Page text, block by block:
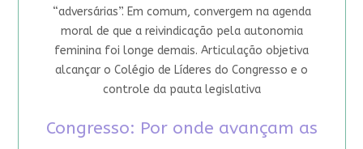
“adversárias”. Em comum, convergem na agenda
moral de que a reivindicação pela autonomia
feminina foi longe demais. Articulação objetiva
alcançar o Colégio de Líderes do Congresso e o
controle da pauta legislativa
Congresso: Por onde avançam as